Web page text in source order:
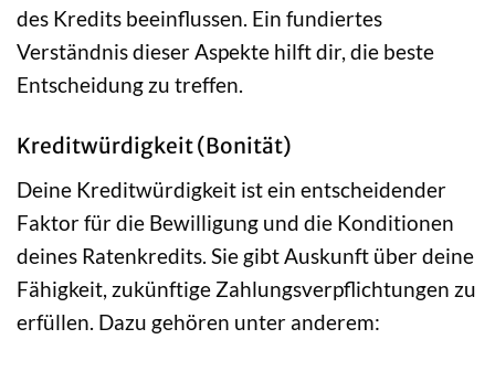
des Kredits beeinflussen. Ein fundiertes
Verständnis dieser Aspekte hilft dir, die beste
Entscheidung zu treffen.
Kreditwürdigkeit (Bonität)
Deine Kreditwürdigkeit ist ein entscheidender
Faktor für die Bewilligung und die Konditionen
deines Ratenkredits. Sie gibt Auskunft über deine
Fähigkeit, zukünftige Zahlungsverpflichtungen zu
erfüllen. Dazu gehören unter anderem: